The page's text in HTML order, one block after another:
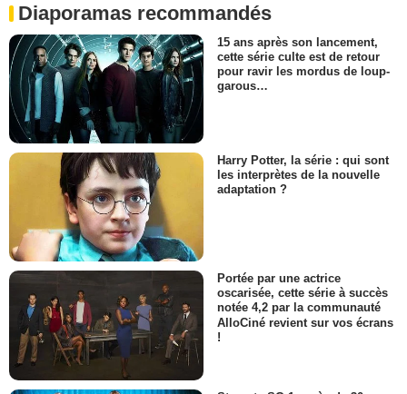
Diaporamas recommandés
15 ans après son lancement,
cette série culte est de retour
pour ravir les mordus de loup-
garous…
Harry Potter, la série : qui sont
les interprètes de la nouvelle
adaptation ?
Portée par une actrice
oscarisée, cette série à succès
notée 4,2 par la communauté
AlloCiné revient sur vos écrans
!